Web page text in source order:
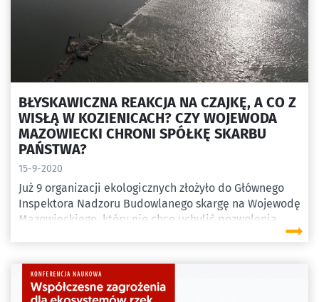
BŁYSKAWICZNA REAKCJA NA CZAJKĘ, A CO Z
WISŁĄ W KOZIENICACH? CZY WOJEWODA
MAZOWIECKI CHRONI SPÓŁKĘ SKARBU
PAŃSTWA?
15-9-2020
Już 9 organizacji ekologicznych złożyło do Głównego
Inspektora Nadzoru Budowlanego skargę na Wojewodę
Mazowieckiego, który nie chce uchylić pozwolenia
budowlanego dla nielegalnie działającego progu na
Kozienice. Brak działań ze strony Wojewody to nie
tylko kwestia zaniedbania obowiązków ale przykład
na to, że jeśli jesteś spółką skarbu państwa możesz